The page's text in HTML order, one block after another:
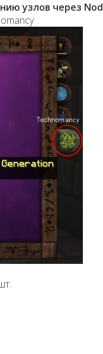
узлов через